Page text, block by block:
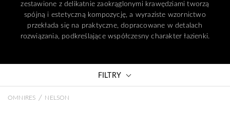
zestawione z delikatnie zaokrąglonymi krawędziami tworzą
spójną i estetyczną kompozycję, a wyraziste wzornictwo
przekłada się na praktyczne, dopracowane w detalach
rozwiązania, podkreślające współczesny charakter łazienki.
FILTRY
OMNIRES / NELSON